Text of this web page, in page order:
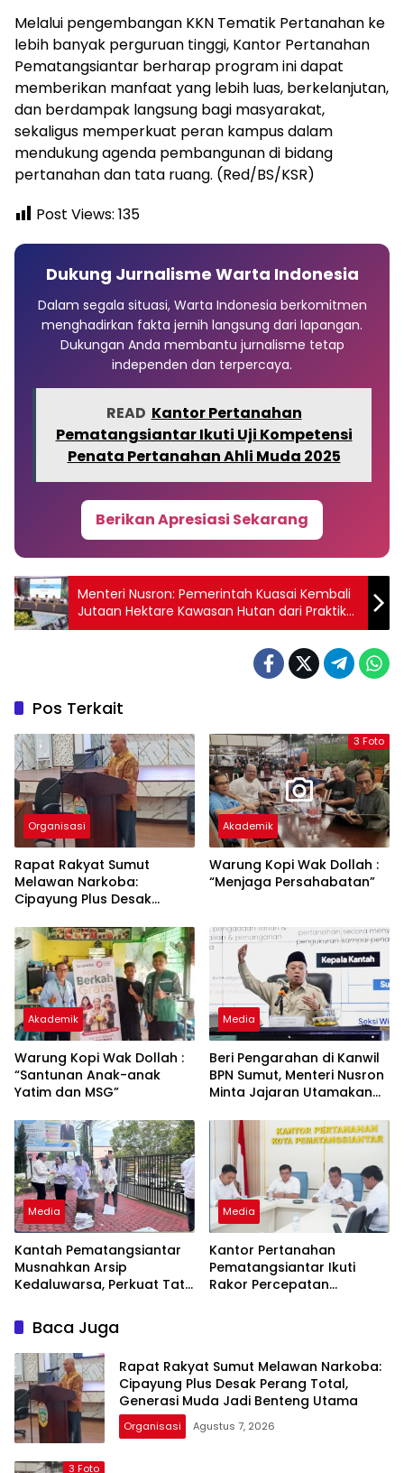
Melalui pengembangan KKN Tematik Pertanahan ke
lebih banyak perguruan tinggi, Kantor Pertanahan
Pematangsiantar berharap program ini dapat
memberikan manfaat yang lebih luas, berkelanjutan,
dan berdampak langsung bagi masyarakat,
sekaligus memperkuat peran kampus dalam
mendukung agenda pembangunan di bidang
pertanahan dan tata ruang. (Red/BS/KSR)
Post Views: 135
Dukung Jurnalisme Warta Indonesia
Dalam segala situasi, Warta Indonesia berkomitmen
menghadirkan fakta jernih langsung dari lapangan.
Dukungan Anda membantu jurnalisme tetap
independen dan terpercaya.
READ Kantor Pertanahan
Pematangsiantar Ikuti Uji Kompetensi
Penata Pertanahan Ahli Muda 2025
Berikan Apresiasi Sekarang
Menteri Nusron: Pemerintah Kuasai Kembali
Jutaan Hektare Kawasan Hutan dari Praktik
Penyalahgunaan
Pos Terkait
Organisasi
Rapat Rakyat Sumut
Melawan Narkoba:
Cipayung Plus Desak
Muda Jadi Benteng Utama
3 Foto
Akademik
Warung Kopi Wak Dollah :
“Menjaga Persahabatan”
Akademik
Warung Kopi Wak Dollah :
“Santunan Anak-anak
Yatim dan MSG”
Media
Beri Pengarahan di Kanwil
BPN Sumut, Menteri Nusron
Minta Jajaran Utamakan
Masyarakat
Media
Kantah Pematangsiantar
Musnahkan Arsip
Kedaluwarsa, Perkuat Tata
Integritas
Media
Kantor Pertanahan
Pematangsiantar Ikuti
Rakor Percepatan
Baca Juga
Rapat Rakyat Sumut Melawan Narkoba:
Cipayung Plus Desak Perang Total,
Generasi Muda Jadi Benteng Utama
Organisasi Agustus 7, 2026
3 Foto